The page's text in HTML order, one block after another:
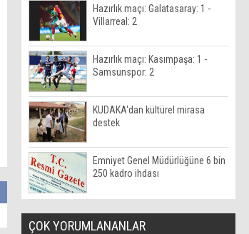
Hazırlık maçı: Galatasaray: 1 -
Villarreal: 2
Hazırlık maçı: Kasımpaşa: 1 -
Samsunspor: 2
KUDAKA'dan kültürel mirasa
destek
Emniyet Genel Müdürlüğüne 6 bin
250 kadro ihdası
ÇOK YORUMLANANLAR